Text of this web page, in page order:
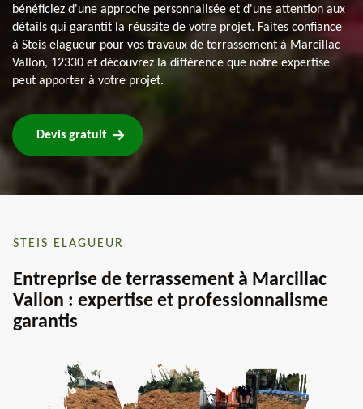
bénéficiez d'une approche personnalisée et d'une attention aux
détails qui garantit la réussite de votre projet. Faites confiance
à Steis elagueur pour vos travaux de terrassement à Marcillac
Vallon, 12330 et découvrez la différence que notre expertise
peut apporter à votre projet.
Devis gratuit
STEIS ELAGUEUR
Entreprise de terrassement à Marcillac
Vallon : expertise et professionnalisme
garantis